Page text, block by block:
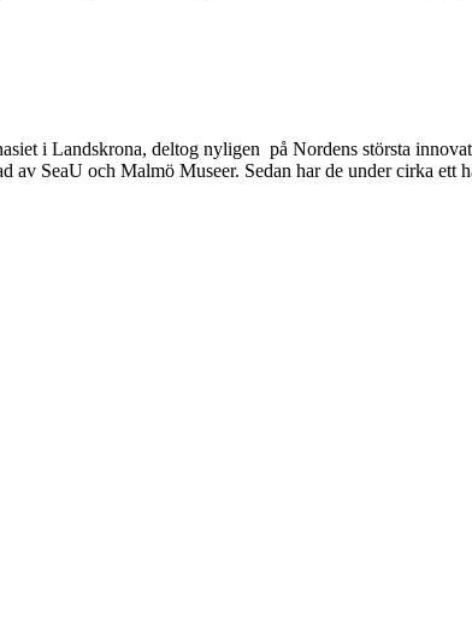
i Landskrona, deltog nyligen på Nordens största
av SeaU och Malmö Museer. Sedan har de under cirka